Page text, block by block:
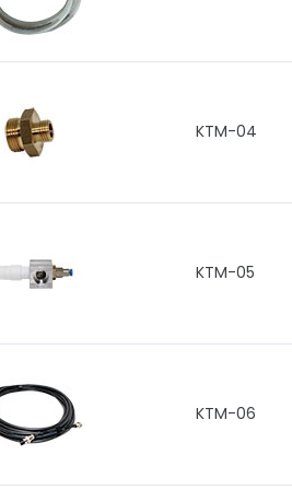
KTM-04
KTM-05
KTM-06